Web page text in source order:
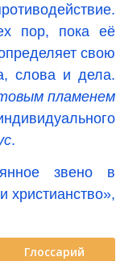
пор, пока её
свою
слова и дела.
пламенем
.
звено в
христианство»,
Глоссарий